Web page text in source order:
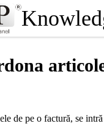
de pe o factură, se